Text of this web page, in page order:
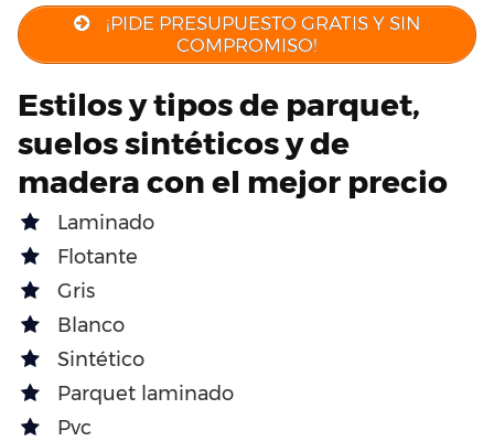
¡PIDE PRESUPUESTO GRATIS Y SIN
COMPROMISO!
Estilos y tipos de parquet,
suelos sintéticos y de
madera con el mejor precio
Laminado
Flotante
Gris
Blanco
Sintético
Parquet laminado
Pvc